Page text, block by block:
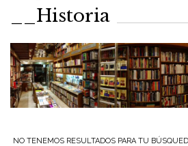
__Historia
NO TENEMOS RESULTADOS PARA TU